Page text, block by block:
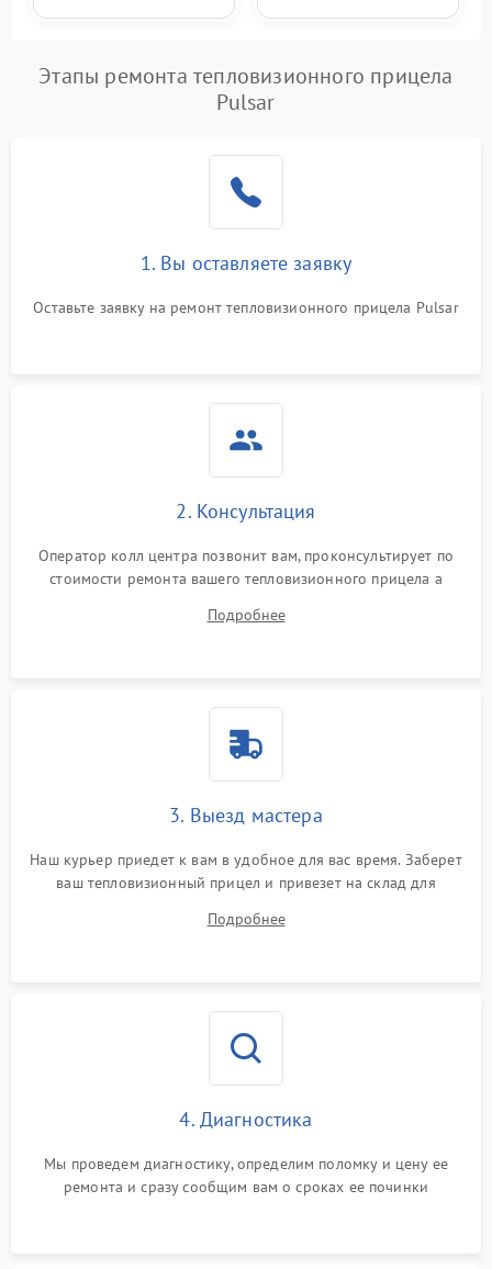
Этапы ремонта тепловизионного прицела
Pulsar
1. Вы оставляете заявку
Оставьте заявку на ремонт тепловизионного прицела Pulsar
2. Консультация
Оператор колл центра позвонит вам, проконсультирует по
стоимости ремонта вашего тепловизионного прицела а
Подробнее
3. Выезд мастера
Наш курьер приедет к вам в удобное для вас время. Заберет
ваш тепловизионный прицел и привезет на склад для
Подробнее
4. Диагностика
Мы проведем диагностику, определим поломку и цену ее
ремонта и сразу сообщим вам о сроках ее починки